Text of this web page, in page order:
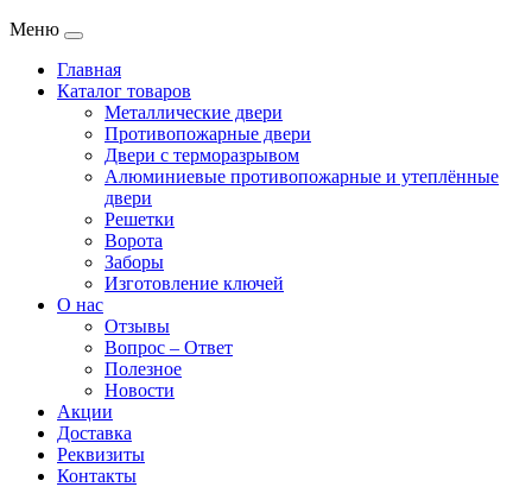
Меню
Главная
Каталог товаров
Металлические двери
Противопожарные двери
Двери с терморазрывом
Алюминиевые противопожарные и утеплённые
двери
Решетки
Ворота
Заборы
Изготовление ключей
О нас
Отзывы
Вопрос – Ответ
Полезное
Новости
Акции
Доставка
Реквизиты
Контакты